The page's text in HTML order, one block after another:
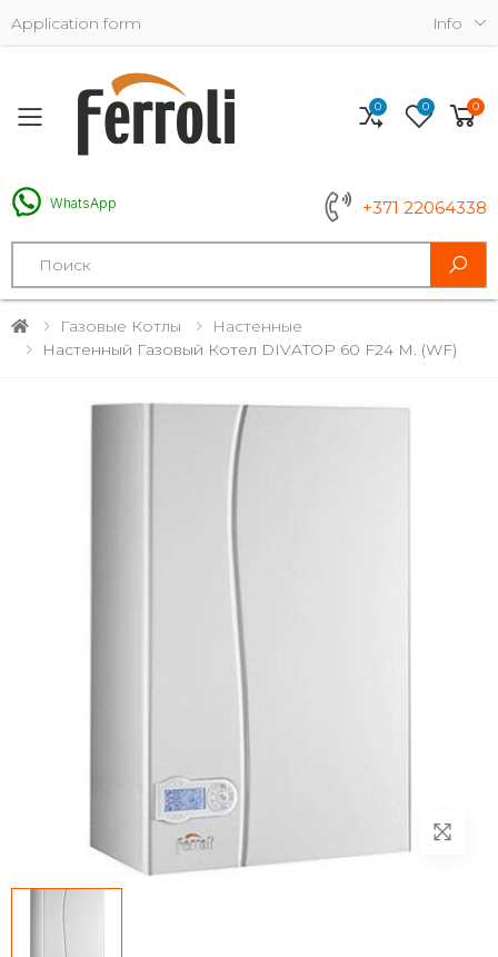
Application form Info
Toggle mobile menu
WhatsApp +371 22064338
Search
0 0 0
Газовые Котлы
Настенные
Настенный Газовый Котел DIVATOP 60 F24 M. (WF)